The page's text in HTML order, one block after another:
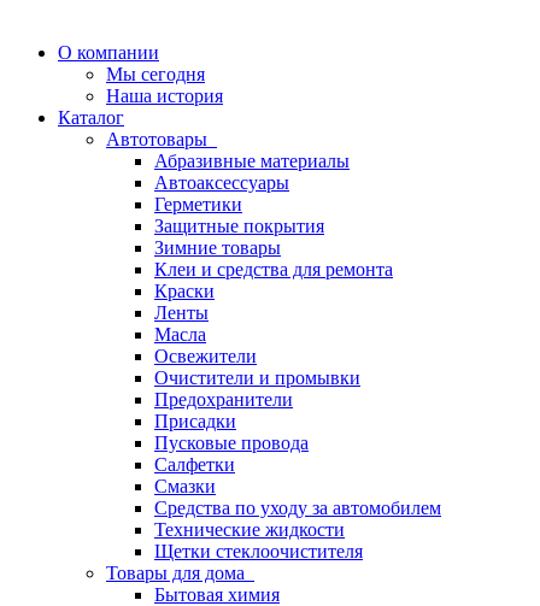
О компании
Мы сегодня
Наша история
Каталог
Автотовары
Абразивные материалы
Автоаксессуары
Герметики
Защитные покрытия
Зимние товары
Клеи и средства для ремонта
Краски
Ленты
Масла
Освежители
Очистители и промывки
Предохранители
Присадки
Пусковые провода
Салфетки
Смазки
Средства по уходу за автомобилем
Технические жидкости
Щетки стеклоочистителя
Товары для дома
Бытовая химия